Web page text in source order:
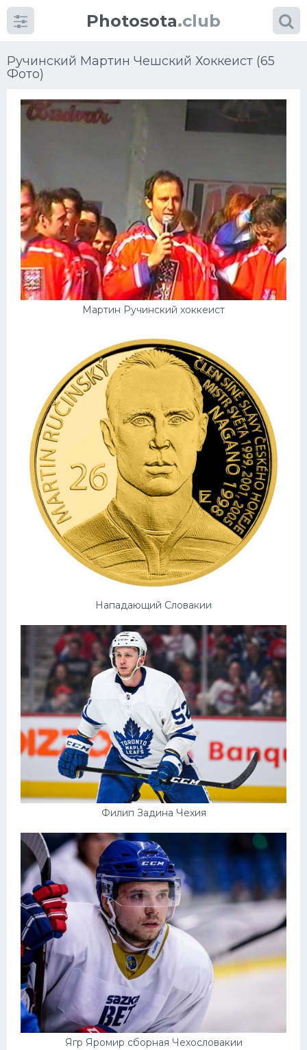
Photosota.club
Ручинский Мартин Чешский Хоккеист (65
Фото)
Мартин Ручинский хоккеист
Нападающий Словакии
Филип Задина Чехия
Ягр Яромир сборная Чехословакии
Еще картинки...
Футбол
Баскетбол
Хоккей
Интерьер квартиры